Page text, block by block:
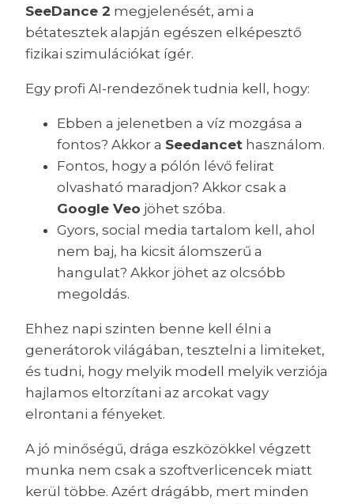
SeeDance 2 megjelenését, ami a
bétatesztek alapján egészen elképesztő
fizikai szimulációkat ígér.
Egy profi AI-rendezőnek tudnia kell, hogy:
Ebben a jelenetben a víz mozgása a
fontos? Akkor a Seedancet használom.
Fontos, hogy a pólón lévő felirat
olvasható maradjon? Akkor csak a
Google Veo jöhet szóba.
Gyors, social media tartalom kell, ahol
nem baj, ha kicsit álomszerű a
hangulat? Akkor jöhet az olcsóbb
megoldás.
Ehhez napi szinten benne kell élni a
generátorok világában, tesztelni a limiteket,
és tudni, hogy melyik modell melyik verziója
hajlamos eltorzítani az arcokat vagy
elrontani a fényeket.
A jó minőségű, drága eszközökkel végzett
munka nem csak a szoftverlicencek miatt
kerül többe. Azért drágább, mert minden